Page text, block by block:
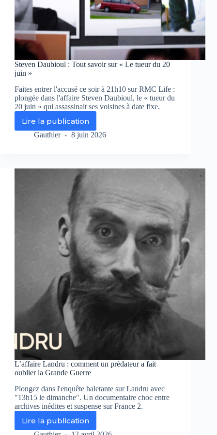
Steven Daubioul : Tout savoir sur « Le tueur du 20
juin »
Faites entrer l'accusé ce soir à 21h10 sur RMC Life :
plongée dans l'affaire Steven Daubioul, le « tueur du
20 juin » qui assassinait ses voisines à date fixe.
Lire la publication
Steven
Daubioul
sur
tueur
juin »
Gauthier 8 juin 2026
L’affaire Landru : comment un prédateur a fait
oublier la Grande Guerre
Plongez dans l'enquête haletante sur Landru avec
"13h15 le dimanche". Un documentaire choc entre
archives inédites et suspense sur France 2.
Lire la publication
L’affaire